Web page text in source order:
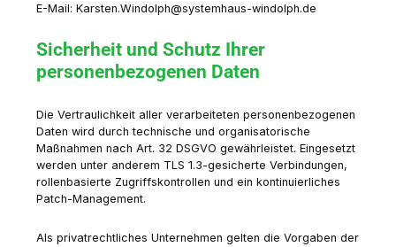
E-Mail: Karsten.Windolph@systemhaus-windolph.de
Sicherheit und Schutz Ihrer
personenbezogenen Daten
Die Vertraulichkeit aller verarbeiteten personenbezogenen
Daten wird durch technische und organisatorische
Maßnahmen nach Art. 32 DSGVO gewährleistet. Eingesetzt
werden unter anderem TLS 1.3-gesicherte Verbindungen,
rollenbasierte Zugriffskontrollen und ein kontinuierliches
Patch-Management.
Als privatrechtliches Unternehmen gelten die Vorgaben der